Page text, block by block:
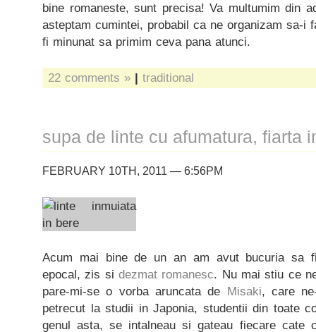
bine romaneste, sunt precisa! Va multumim din
asteptam cumintei, probabil ca ne organizam sa-i
fi minunat sa primim ceva pana atunci.
22 comments » | traditional
supa de linte cu afumatura, fiarta
FEBRUARY 10TH, 2011 — 6:56PM
Acum mai bine de un an am avut bucuria sa
epocal, zis si dezmat romanesc. Nu mai stiu ce
pare-mi-se o vorba aruncata de Misaki, care
petrecut la studii in Japonia, studentii din toate
genul asta, se intalneau si gateau fiecare cate